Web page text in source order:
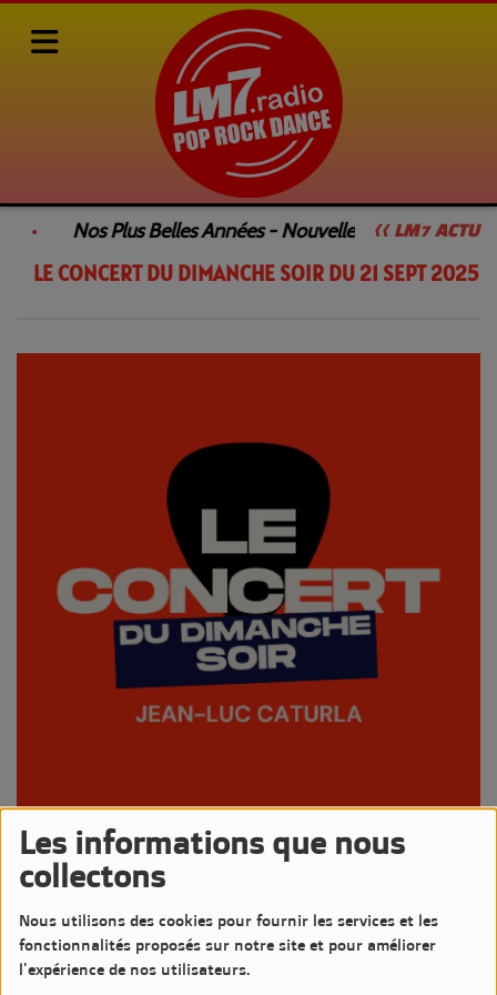
Les informations que nous
collectons
Nous utilisons des cookies pour fournir les services et les
fonctionnalités proposés sur notre site et pour améliorer
l'expérience de nos utilisateurs.
<< LM7 ACTU
Nos Plus Belles Années - Nouvelle Émission
Rediffusions de nos émissions LE CONCERT DU DIMANCHE SOIR
LE CONCERT DU DIMANCHE SOIR DU 21 SEPT 2025
21 SEPTEMBRE 2025 - 1156 VUES
Écouter le podcast
Comme chaque dimanche Jean-Luc nous propose un Concert
pour mettre en lumière un artiste sur LM7 Radio